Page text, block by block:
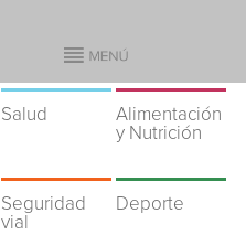
Salud
Alimentación
y Nutrición
Seguridad
vial
Deporte